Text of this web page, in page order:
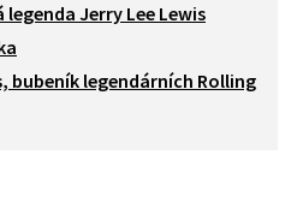
Jerry Lee Lewis
bubeník legendárních Rolling